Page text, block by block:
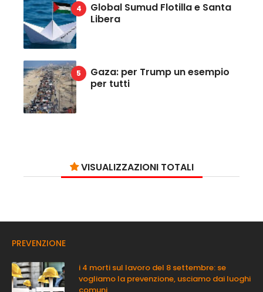
Global Sumud Flotilla e Santa
Libera
Gaza: per Trump un esempio
per tutti
VISUALIZZAZIONI TOTALI
PREVENZIONE
i 4 morti sul lavoro del 8 settembre: se
vogliamo la prevenzione, usciamo dai luoghi